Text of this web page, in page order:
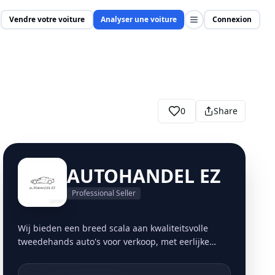
Vendre votre voiture Analyser une voiture Connexion
0 Share
AUTOHANDEL EZ
Professional Seller
Wij bieden een breed scala aan kwaliteitsvolle
tweedehands auto's voor verkoop, met eerlijke
een moeiteloze en handige manier om uw auto te